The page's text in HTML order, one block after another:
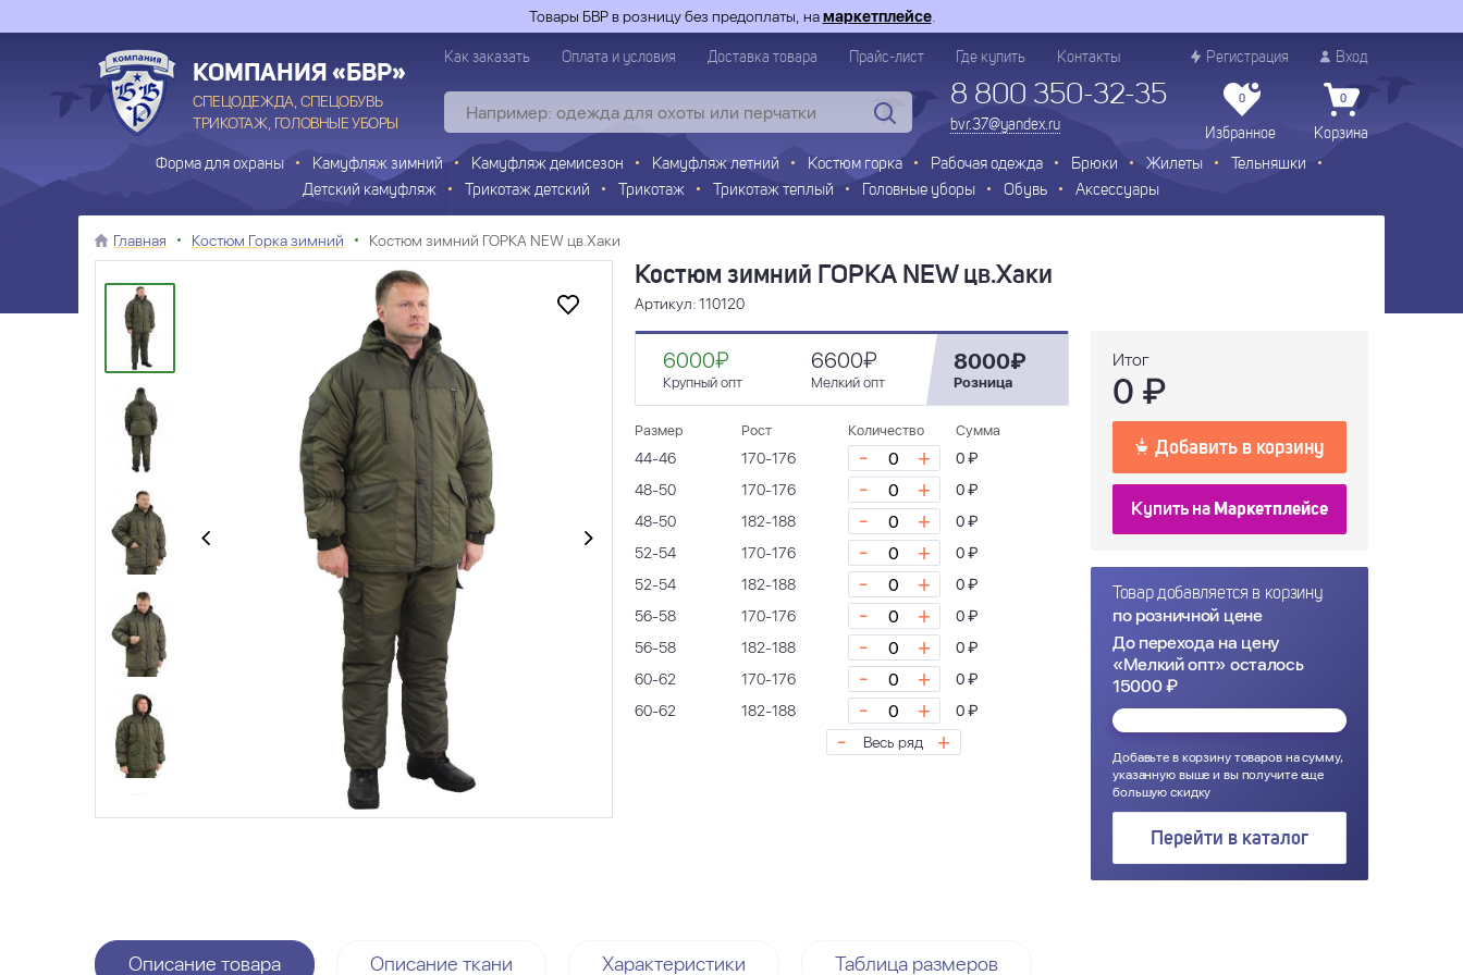
Товары БВР в розницу без предоплаты, намаркетплейсе.
КОМПАНИЯ «БВР»
СПЕЦОДЕЖДА, СПЕЦОБУВЬ
ТРИКОТАЖ, ГОЛОВНЫЕ УБОРЫ
Как заказать Оплата и условия Доставка товара Прайс-лист Где купить Контакты Регистрация Вход
8 800 350-32-35
bvr.37@yandex.ru
0
Избранное
0
Корзина
Форма для охраны Камуфляж зимний Камуфляж демисезон Камуфляж летний Костюм горка Рабочая одежда Брюки Жилеты
Тельняшки
Детский камуфляж
Трикотаж детский Трикотаж Трикотаж теплый Головные уборы Обувь Аксессуары
Главная Костюм Горка зимний Костюм зимний ГОРКА NEW цв.Хаки
Костюм зимний ГОРКА NEW цв.Хаки
Артикул: 110120
6000₽
Крупный опт
6600₽
Мелкий опт
8000₽
Розница
Размер Рост Количество Сумма
44-46 170-176 - +
0 ₽
48-50
170-176 - +
0 ₽
48-50
182-188 - +
0 ₽
52-54
170-176 - +
0 ₽
52-54
182-188 - +
0 ₽
56-58
170-176 - +
0 ₽
56-58
182-188 - +
0 ₽
60-62
170-176 - +
0 ₽
60-62
182-188 - + 0 ₽
- Весь ряд +
Итог
0 ₽
Добавить в корзину
Купить на Маркетплейсе
Товар добавляется в корзину
по розничной цене
До перехода на цену
«Мелкий опт» осталось
15000 ₽
Добавьте в корзину товаров на сумму,
указанную выше и вы получите еще
большую скидку
Перейти в каталог
Описание товара Описание ткани Характеристики Таблица размеров